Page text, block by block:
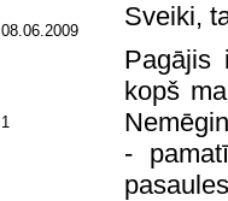
08.06.2009
Sveiki,
Pagājis
kopš
-
1